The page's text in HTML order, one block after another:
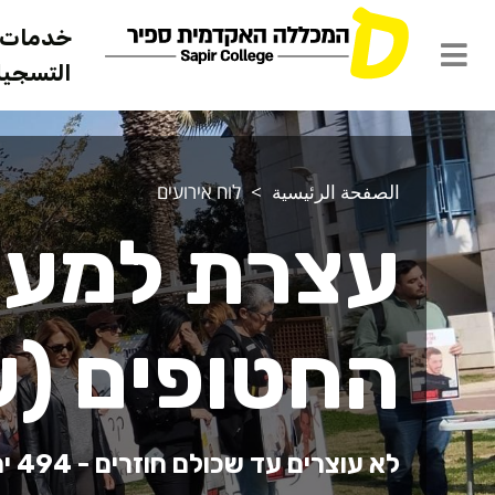
خدمات
الصفحة الرئيسية לוח אירועים
עצרת
החטופים
לא עוצרים עד שכולם חוזרים - 494 ימים!